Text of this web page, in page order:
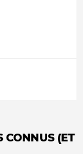
CONNUS (ET